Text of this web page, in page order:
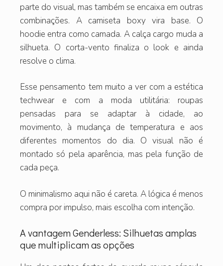
parte do visual, mas também se encaixa em outras
combinações. A camiseta boxy vira base. O
hoodie entra como camada. A calça cargo muda a
silhueta. O corta-vento finaliza o look e ainda
resolve o clima.
Esse pensamento tem muito a ver com a estética
techwear e com a moda utilitária: roupas
pensadas para se adaptar à cidade, ao
movimento, à mudança de temperatura e aos
diferentes momentos do dia. O visual não é
montado só pela aparência, mas pela função de
cada peça.
O minimalismo aqui não é careta. A lógica é menos
compra por impulso, mais escolha com intenção.
A vantagem Genderless: Silhuetas amplas
que multiplicam as opções